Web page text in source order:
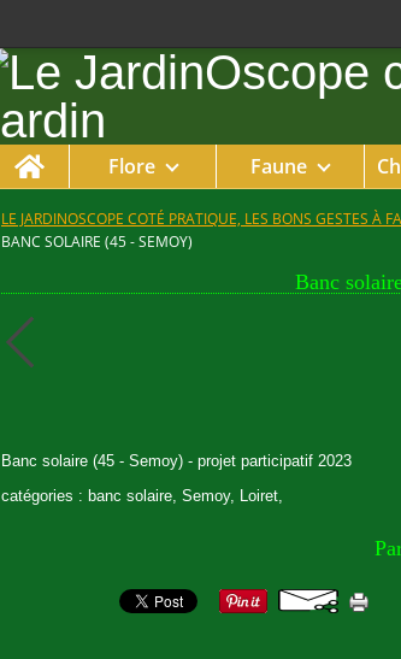
Home Flore Faune
LE JARDINOSCOPE COTÉ PRATIQUE, LES BONS GESTES À
BANC SOLAIRE (45 - SEMOY)
Banc
Banc solaire (45 - Semoy) - projet participatif 2023
catégories : banc solaire, Semoy, Loiret,